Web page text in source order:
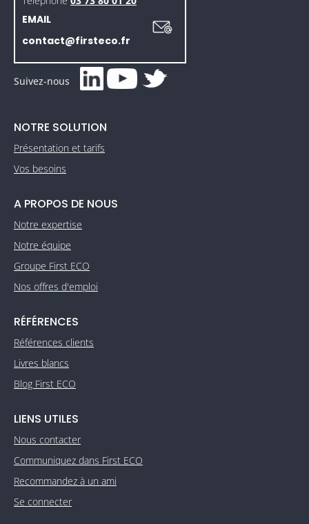
EMAIL
contact@firsteco.fr
Suivez-nous
NOTRE SOLUTION
Présentation et tarifs
Vos besoins
A PROPOS DE NOUS
Notre expertise
Notre équipe
Groupe First ECO
Nos offres d'emploi
RÉFÉRENCES
Références clients
Livres blancs
Blog First ECO
LIENS UTILES
Nous contacter
Communiquez dans First ECO
Recommandez à un ami
Se connecter